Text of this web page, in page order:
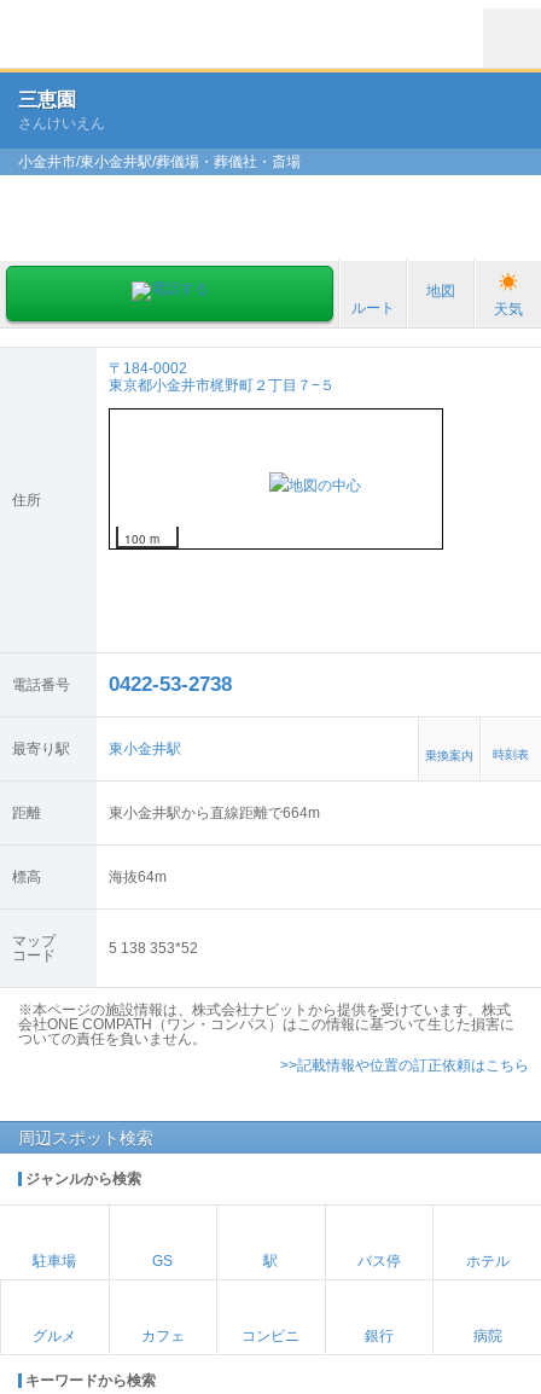
三恵園
さんけいえん
小金井市/東小金井駅/葬儀場・葬儀社・斎場
ルート
地図
天気
住所
〒184-0002
東京都小金井市梶野町２丁目７−５
100 m
電話番号 0422-53-2738
最寄り駅 東小金井駅 乗換案内 時刻表
距離 東小金井駅から直線距離で664m
標高 海抜64m
マップ
コード
5 138 353*52
※本ページの施設情報は、株式会社ナビットから提供を受けています。株式
会社ONE COMPATH（ワン・コンパス）はこの情報に基づいて生じた損害に
ついての責任を負いません。
>>記載情報や位置の訂正依頼はこちら
周辺スポット検索
ジャンルから検索
駐車場 GS 駅 バス停 ホテル
グルメ カフェ コンビニ 銀行 病院
キーワードから検索